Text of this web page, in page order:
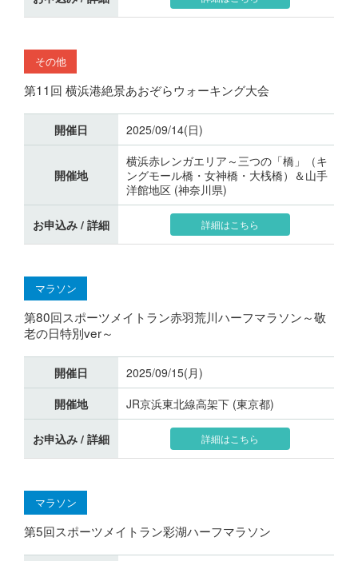
その他
第11回 横浜港絶景あおぞらウォーキング大会
開催日 2025/09/14(日)
開催地
横浜赤レンガエリア～三つの「橋」（キ
ングモール橋・女神橋・大桟橋）＆山手
洋館地区 (神奈川県)
お申込み / 詳細 詳細はこちら
マラソン
第80回スポーツメイトラン赤羽荒川ハーフマラソン～敬
老の日特別ver～
開催日
2025/09/15(月)
開催地
JR京浜東北線高架下 (東京都)
お申込み / 詳細 詳細はこちら
マラソン
第5回スポーツメイトラン彩湖ハーフマラソン